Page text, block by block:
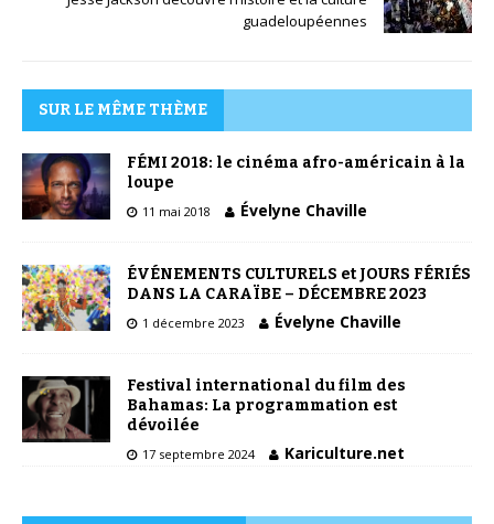
guadeloupéennes
SUR LE MÊME THÈME
FÉMI 2018: le cinéma afro-américain à la
loupe
11 mai 2018 Évelyne Chaville
ÉVÉNEMENTS CULTURELS et JOURS FÉRIÉS
DANS LA CARAÏBE – DÉCEMBRE 2023
1 décembre 2023 Évelyne Chaville
Festival international du film des
Bahamas: La programmation est
dévoilée
17 septembre 2024 Kariculture.net